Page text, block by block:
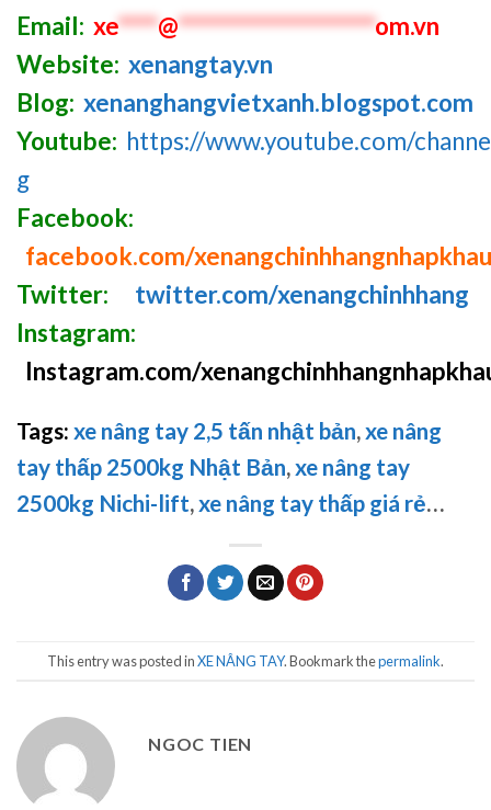
Email: xe****@********************om.vn
Website: xenangtay.vn
Blog: xenanghangvietxanh.blogspot.com
Youtube: https://www.youtube.com/
g
Facebook:
facebook.com/xenangchinhhangnhapkhau
Twitter:
twitter.com/xenangchinhhang
Instagram:
Instagram.com/
Tags: xe nâng tay 2,5 tấn nhật bản,xe nâng
tay thấp 2500kg Nhật Bản,xe nâng tay
2500kg Nichi-lift,xe nâng tay thấp giá rẻ…
This entry was posted inXE NÂNG TAY. Bookmark thepermalink.
NGOC TIEN